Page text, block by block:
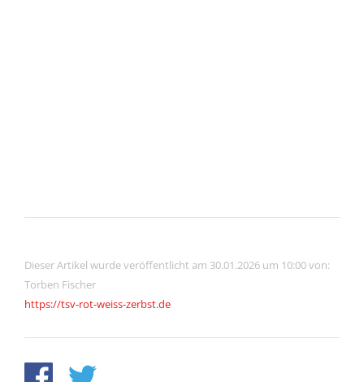
Dieser Artikel wurde veröffentlicht am 30.01.2026 um 10:00 von:
Torben Fischer
https://tsv-rot-weiss-zerbst.de